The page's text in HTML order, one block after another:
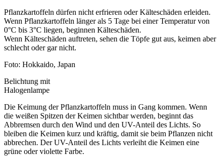
Pflanzkartoffeln dürfen nicht erfrieren oder Kälteschäden erleiden.
Wenn Pflanzkartoffeln länger als 5 Tage bei einer Temperatur von
0°C bis 3°C liegen, beginnen Kälteschäden.
Wenn Kälteschäden auftreten, sehen die Töpfe gut aus, keimen aber
schlecht oder gar nicht.
Foto: Hokkaido, Japan
Belichtung mit
Halogenlampe
Die Keimung der Pflanzkartoffeln muss in Gang kommen. Wenn
die weißen Spitzen der Keimen sichtbar werden, beginnt das
Abbremsen durch den Wind und den UV-Anteil des Lichts. So
bleiben die Keimen kurz und kräftig, damit sie beim Pflanzen nicht
abbrechen. Der UV-Anteil des Lichts verleiht die Keimen eine
grüne oder violette Farbe.